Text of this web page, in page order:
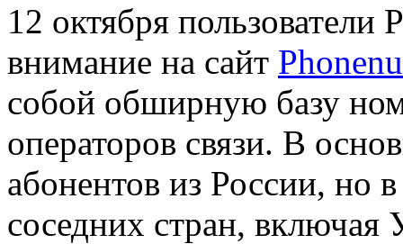
12 октября
внимание на сайт
собой обширную базу
операторов связи. В
абонентов из России, но
соседних стран, включая